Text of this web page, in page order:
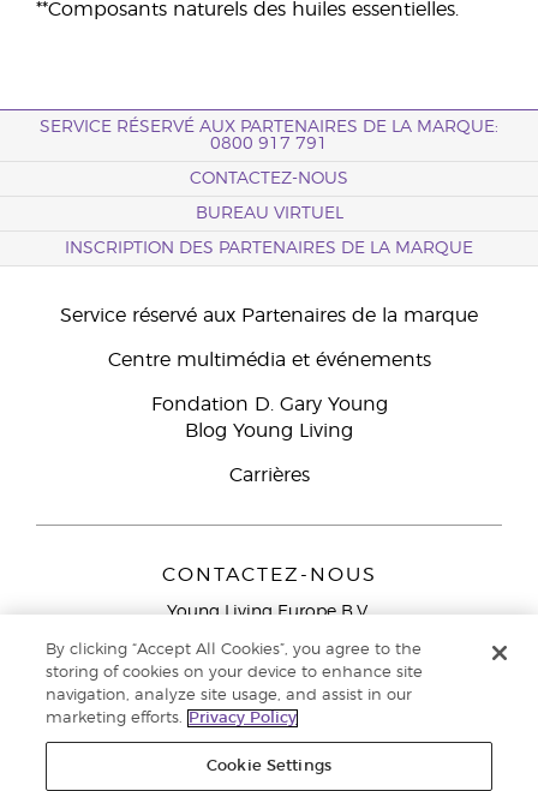
**Composants naturels des huiles essentielles.
SERVICE RÉSERVÉ AUX PARTENAIRES DE LA MARQUE:
0800 917 791
CONTACTEZ-NOUS
BUREAU VIRTUEL
INSCRIPTION DES PARTENAIRES DE LA MARQUE
Service réservé aux Partenaires de la marque
Centre multimédia et événements
Fondation D. Gary Young
Blog Young Living
Carrières
CONTACTEZ-NOUS
Young Living Europe B.V.
9727 AJ Groningen
Service réservé aux Partenaires de la marque
791
By clicking “Accept All Cookies”, you agree to the
storing of cookies on your device to enhance site
navigation, analyze site usage, and assist in our
marketing efforts.
Privacy Policy
Cookie Settings